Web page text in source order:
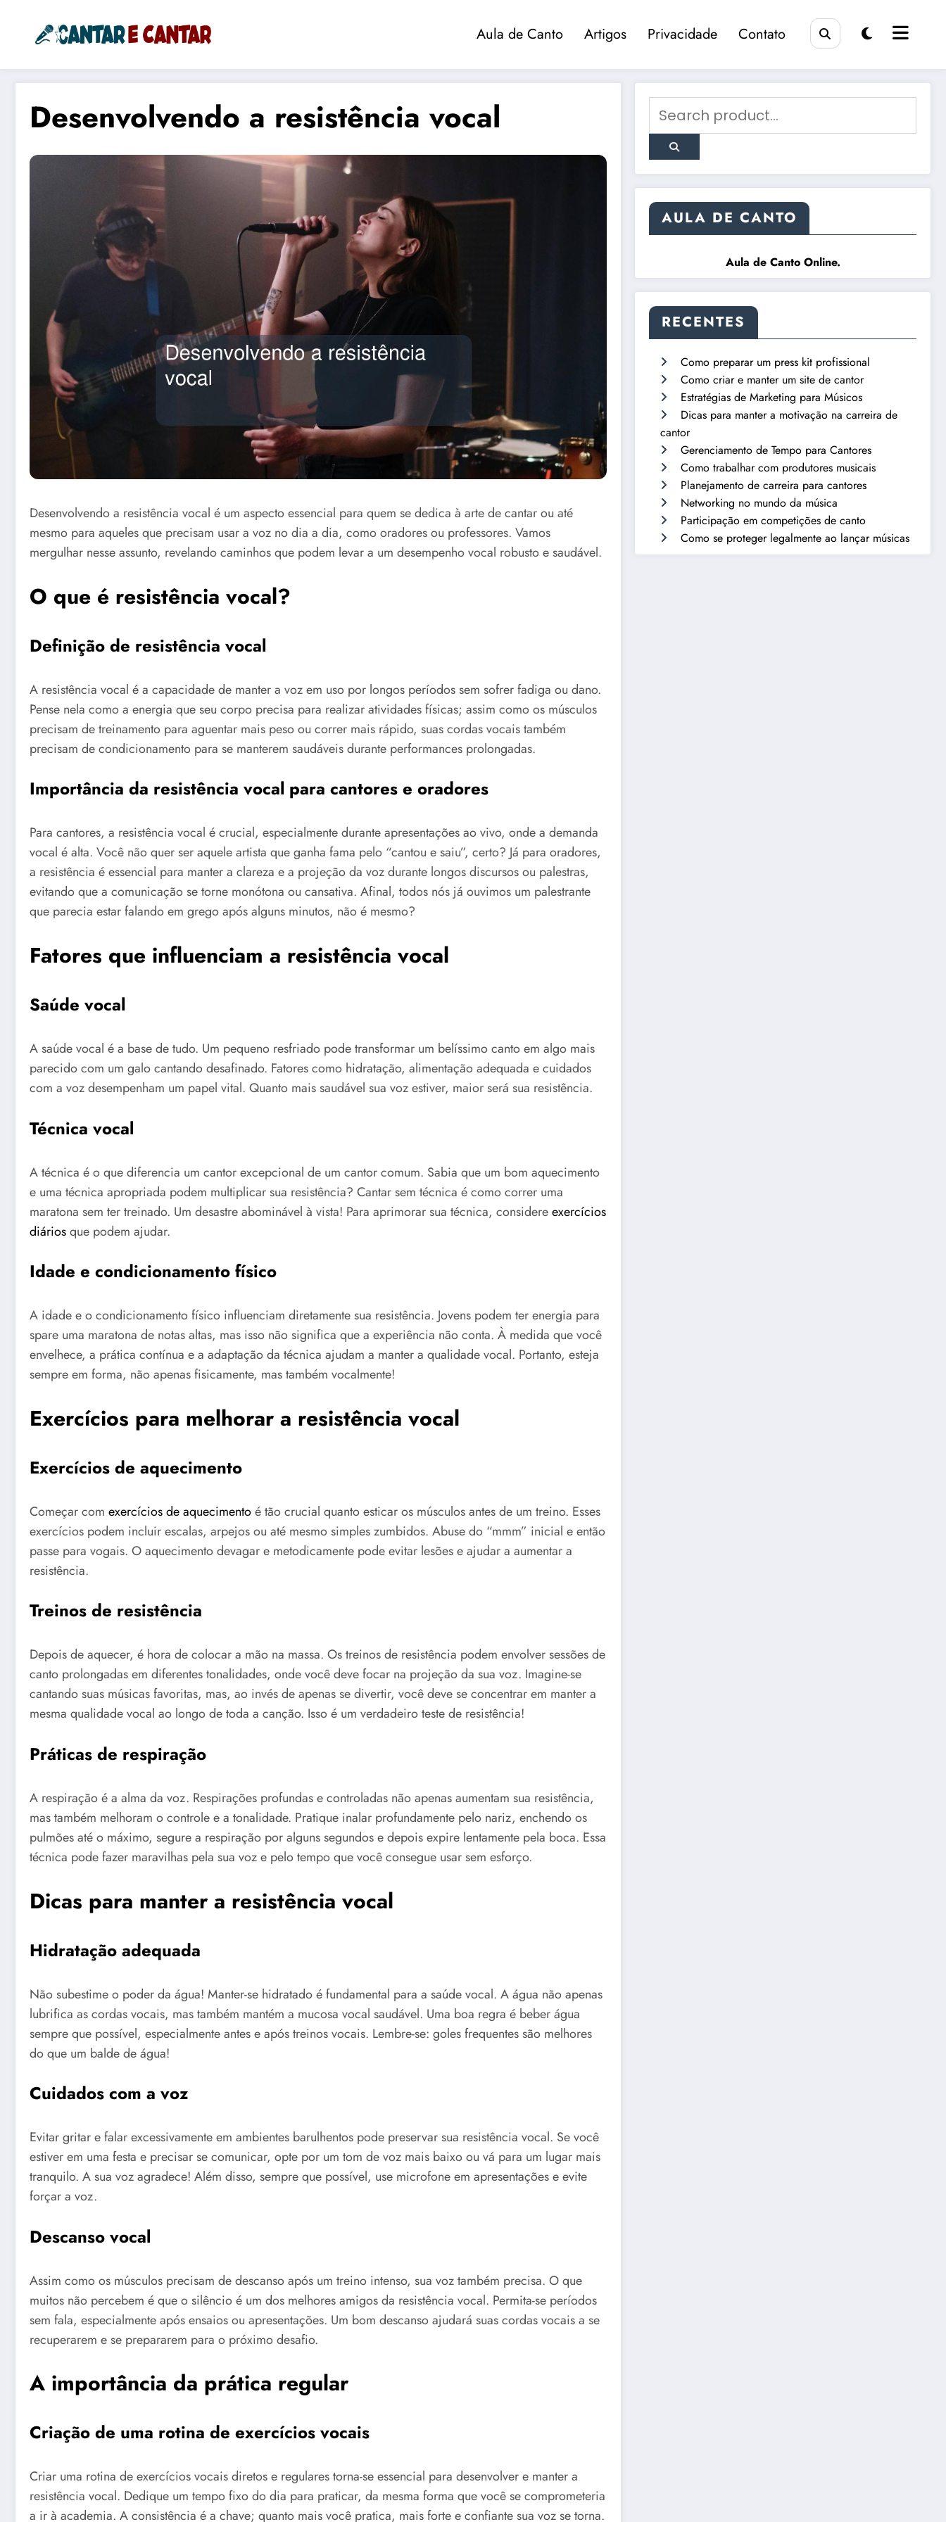
Aula de Canto Artigos Privacidade Contato
Desenvolvendo a resistência vocal
Desenvolvendo a resistência vocal é um aspecto essencial para quem se dedica à arte de cantar ou até
mesmo para aqueles que precisam usar a voz no dia a dia, como oradores ou professores. Vamos
mergulhar nesse assunto, revelando caminhos que podem levar a um desempenho vocal robusto e saudável.
O que é resistência vocal?
Definição de resistência vocal
A resistência vocal é a capacidade de manter a voz em uso por longos períodos sem sofrer fadiga ou dano.
Pense nela como a energia que seu corpo precisa para realizar atividades físicas; assim como os músculos
precisam de treinamento para aguentar mais peso ou correr mais rápido, suas cordas vocais também
precisam de condicionamento para se manterem saudáveis durante performances prolongadas.
Importância da resistência vocal para cantores e oradores
Para cantores, a resistência vocal é crucial, especialmente durante apresentações ao vivo, onde a demanda
vocal é alta. Você não quer ser aquele artista que ganha fama pelo “cantou e saiu”, certo? Já para oradores,
a resistência é essencial para manter a clareza e a projeção da voz durante longos discursos ou palestras,
evitando que a comunicação se torne monótona ou cansativa. Afinal, todos nós já ouvimos um palestrante
que parecia estar falando em grego após alguns minutos, não é mesmo?
Fatores que influenciam a resistência vocal
Saúde vocal
A saúde vocal é a base de tudo. Um pequeno resfriado pode transformar um belíssimo canto em algo mais
parecido com um galo cantando desafinado. Fatores como hidratação, alimentação adequada e cuidados
com a voz desempenham um papel vital. Quanto mais saudável sua voz estiver, maior será sua resistência.
Técnica vocal
A técnica é o que diferencia um cantor excepcional de um cantor comum. Sabia que um bom aquecimento
e uma técnica apropriada podem multiplicar sua resistência? Cantar sem técnica é como correr uma
maratona sem ter treinado. Um desastre abominável à vista! Para aprimorar sua técnica, considereexercícios
diáriosque podem ajudar.
Idade e condicionamento físico
A idade e o condicionamento físico influenciam diretamente sua resistência. Jovens podem ter energia para
spare uma maratona de notas altas, mas isso não significa que a experiência não conta. À medida que você
envelhece, a prática contínua e a adaptação da técnica ajudam a manter a qualidade vocal. Portanto, esteja
sempre em forma, não apenas fisicamente, mas também vocalmente!
Exercícios para melhorar a resistência vocal
Exercícios de aquecimento
Começar com exercícios de aquecimentoé tão crucial quanto esticar os músculos antes de um treino. Esses
exercícios podem incluir escalas, arpejos ou até mesmo simples zumbidos. Abuse do “mmm” inicial e então
passe para vogais. O aquecimento devagar e metodicamente pode evitar lesões e ajudar a aumentar a
resistência.
Treinos de resistência
Depois de aquecer, é hora de colocar a mão na massa. Os treinos de resistência podem envolver sessões de
canto prolongadas em diferentes tonalidades, onde você deve focar na projeção da sua voz. Imagine-se
cantando suas músicas favoritas, mas, ao invés de apenas se divertir, você deve se concentrar em manter a
mesma qualidade vocal ao longo de toda a canção. Isso é um verdadeiro teste de resistência!
Práticas de respiração
A respiração é a alma da voz. Respirações profundas e controladas não apenas aumentam sua resistência,
mas também melhoram o controle e a tonalidade. Pratique inalar profundamente pelo nariz, enchendo os
pulmões até o máximo, segure a respiração por alguns segundos e depois expire lentamente pela boca. Essa
técnica pode fazer maravilhas pela sua voz e pelo tempo que você consegue usar sem esforço.
Dicas para manter a resistência vocal
Hidratação adequada
Não subestime o poder da água! Manter-se hidratado é fundamental para a saúde vocal. A água não apenas
lubrifica as cordas vocais, mas também mantém a mucosa vocal saudável. Uma boa regra é beber água
sempre que possível, especialmente antes e após treinos vocais. Lembre-se: goles frequentes são melhores
do que um balde de água!
Cuidados com a voz
Evitar gritar e falar excessivamente em ambientes barulhentos pode preservar sua resistência vocal. Se você
estiver em uma festa e precisar se comunicar, opte por um tom de voz mais baixo ou vá para um lugar mais
tranquilo. A sua voz agradece! Além disso, sempre que possível, use microfone em apresentações e evite
forçar a voz.
Descanso vocal
Assim como os músculos precisam de descanso após um treino intenso, sua voz também precisa. O que
muitos não percebem é que o silêncio é um dos melhores amigos da resistência vocal. Permita-se períodos
sem fala, especialmente após ensaios ou apresentações. Um bom descanso ajudará suas cordas vocais a se
recuperarem e se prepararem para o próximo desafio.
A importância da prática regular
Criação de uma rotina de exercícios vocais
Criar uma rotina de exercícios vocais diretos e regulares torna-se essencial para desenvolver e manter a
resistência vocal. Dedique um tempo fixo do dia para praticar, da mesma forma que você se comprometeria
a ir à academia. A consistência é a chave; quanto mais você pratica, mais forte e confiante sua voz se torna.
AULA DE CANTO
Aula de Canto Online.
RECENTES
Como preparar um press kit profissional
Como criar e manter um site de cantor
Estratégias de Marketing para Músicos
Dicas para manter a motivação na carreira de
cantor
Gerenciamento de Tempo para Cantores
Como trabalhar com produtores musicais
Planejamento de carreira para cantores
Networking no mundo da música
Participação em competições de canto
Como se proteger legalmente ao lançar músicas